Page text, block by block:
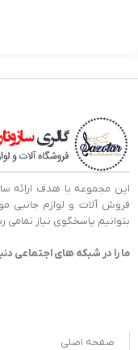
این مجموعه با هدف ارائه
فروش آلات و لوازم جانبی
بتوانیم پاسخگوی نیاز
ما را در شبکه های اجتماعی
صفحه اصلی